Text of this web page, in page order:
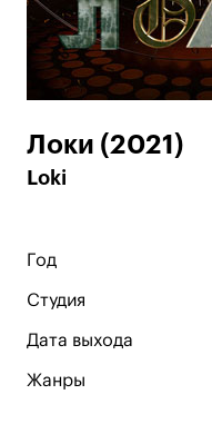
Локи (2021)
Loki
Год
Студия
Дата выхода
Жанры